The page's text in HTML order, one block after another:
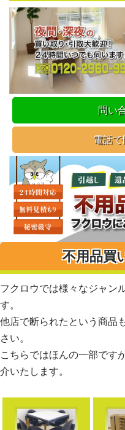
問い
電話
不用品買
フクロウでは様々なジャン
す。
他店で断られたという商品
さい。
こちらではほんの一部です
介いたします。